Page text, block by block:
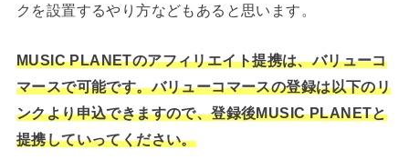
クを設置するやり方などもあると思います。
MUSIC PLANETのアフィリエイト提携は、バリューコ
マースで可能です。バリューコマースの登録は以下のリ
ンクより申込できますので、登録後MUSIC PLANETと
提携していってください。